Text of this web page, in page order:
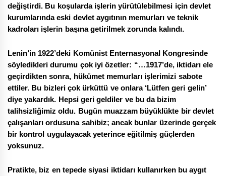
değiştirdi. Bu koşularda işlerin yürütülebilmesi için devlet
kurumlarında eski devlet aygıtının memurları ve teknik
kadroları işlerin başına getirilmek zorunda kalındı.
Lenin’in 1922’deki Komünist Enternasyonal Kongresinde
söyledikleri durumu çok iyi özetler: “…1917’de, iktidarı ele
geçirdikten sonra, hükümet memurları işlerimizi sabote
ettiler. Bu bizleri çok ürküttü ve onlara ‘Lütfen geri gelin’
diye yakardık. Hepsi geri geldiler ve bu da bizim
talihsizliğimiz oldu. Bugün muazzam büyüklükte bir devlet
çalışanları ordusuna sahibiz; ancak bunlar üzerinde gerçek
bir kontrol uygulayacak yeterince eğitilmiş güçlerden
yoksunuz.
Pratikte, biz en tepede siyasi iktidarı kullanırken bu aygıt